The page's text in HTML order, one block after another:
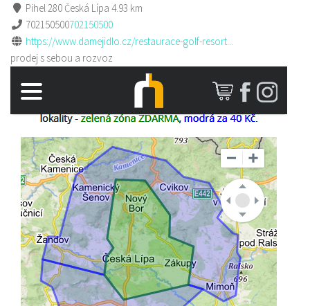
Pihel 280 Česká Lípa 4.93 km
702150500702150500
https://www.damejidlo.cz/restaurace-golf-resort...
prodej s sebou a rozvoz